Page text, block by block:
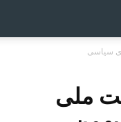
سیاسی
ملی